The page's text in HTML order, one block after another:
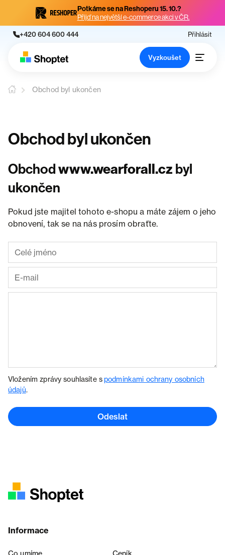
Potkáme se na Reshoperu 15. 10.?
Přijď na největší e-commerce akci v ČR.
+420 604 600 444 Přihlásit
Vyzkoušet
Obchod byl ukončen
Obchod byl ukončen
Obchodwww.wearforall.cz byl
ukončen
Pokud jste majitel tohoto e-shopu a máte zájem o jeho
obnovení, tak se na nás prosím obraťte.
Vložením zprávy souhlasíte spodmínkami ochrany osobních
údajů.
Odeslat
Informace